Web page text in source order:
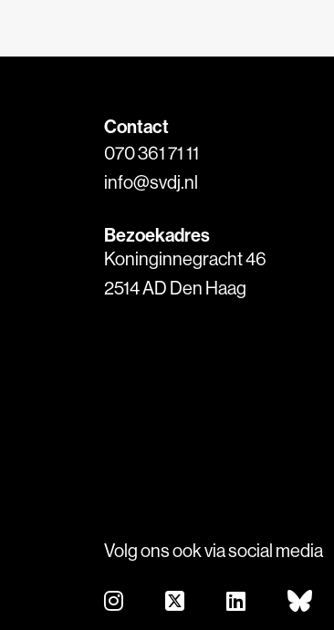
Contact
070 361 71 11
info@svdj.nl
Bezoekadres
Koninginnegracht 46
2514 AD Den Haag
Volg ons ook via social media